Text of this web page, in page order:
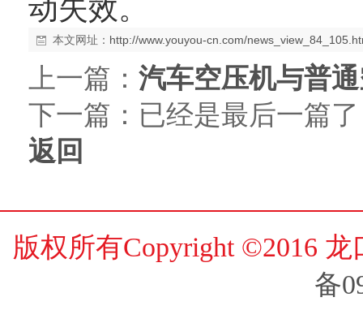
动失效。
本文网址： http://www.youyou-cn.com/
上一篇： 汽车空压机与普
下一篇：已经是最后一篇了
返回
版权所有Copyright ©2016
备